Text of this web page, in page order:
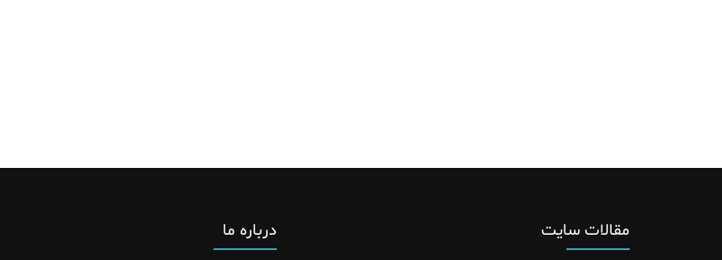
درباره ما مقالات سایت